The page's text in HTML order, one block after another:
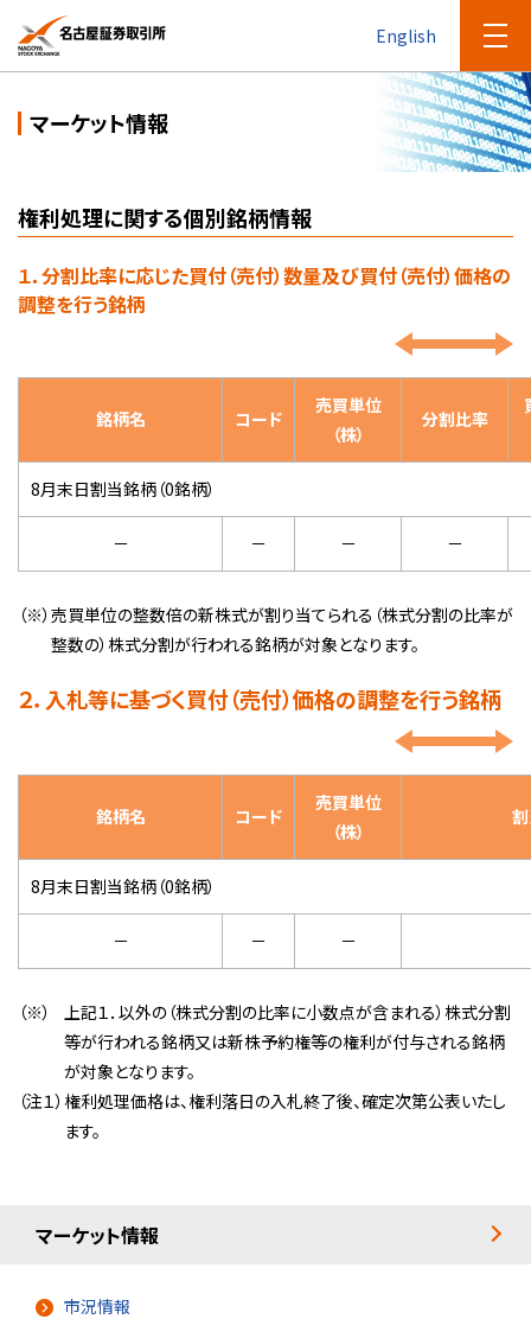
English
マーケット情報
権利処理に関する個別銘柄情報
１．分割比率に応じた買付（売付）数量及び買付（売付）価格の
調整を行う銘柄
銘柄名 コード
売買単位
（株）
分割比率
8月末日割当銘柄（0銘柄）
－ － － －
（※） 売買単位の整数倍の新株式が割り当てられる（株式分割の比率が
整数の）株式分割が行われる銘柄が対象となります。
２．入札等に基づく買付（売付）価格の調整を行う銘柄
銘柄名 コード
売買単位
（株）
8月末日割当銘柄（0銘柄）
－ － －
（※）
上記１．以外の（株式分割の比率に小数点が含まれる）株式分割
等が行われる銘柄又は新株予約権等の権利が付与される銘柄
が対象となります。
（注１） 権利処理価格は、権利落日の入札終了後、確定次第公表いたし
ます。
マーケット情報
市況情報